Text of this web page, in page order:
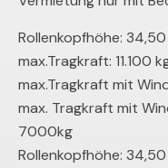
Rollenkopfhöhe: 34,50
max.Tragkraft: 11.100
max.Tragkraft mit
max. Tragkraft mit
7000kg
Rollenkopfhöhe: 34,50